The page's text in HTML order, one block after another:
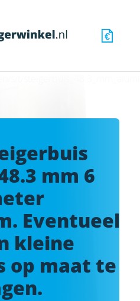
mm 6
Eventueel
kleine
op maat te